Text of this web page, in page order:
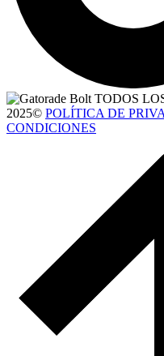
TODOS
2025© POLÍTICA DE
CONDICIONES